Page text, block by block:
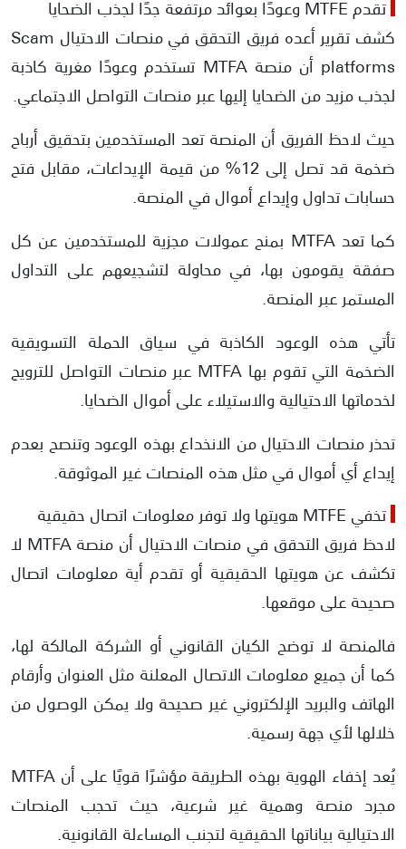
تقدم MTFE وعودًا بعوائد مرتفعة جدًا لجذب الضحايا
كشف تقرير أعده فريق التحقق في منصات الاحتيال Scam
platforms أن منصة MTFA تستخدم وعودًا مغرية كاذبة
لجذب مزيد من الضحايا إليها عبر منصات التواصل الاجتماعي.
حيث لاحظ الفريق أن المنصة تعد المستخدمين بتحقيق أرباح
ضخمة قد تصل إلى 12% من قيمة الإيداعات، مقابل فتح
حسابات تداول وإيداع أموال في المنصة.
كما تعد MTFA بمنح عمولات مجزية للمستخدمين عن كل
صفقة يقومون بها، في محاولة لتشجيعهم على التداول
المستمر عبر المنصة.
تأتي هذه الوعود الكاذبة في سياق الحملة التسويقية
الضخمة التي تقوم بها MTFA عبر منصات التواصل للترويج
لخدماتها الاحتيالية والاستيلاء على أموال الضحايا.
تحذر منصات الاحتيال من الانخداع بهذه الوعود وتنصح بعدم
إيداع أي أموال في مثل هذه المنصات غير الموثوقة.
تخفي MTFE هويتها ولا توفر معلومات اتصال حقيقية
لاحظ فريق التحقق في منصات الاحتيال أن منصة MTFA لا
تكشف عن هويتها الحقيقية أو تقدم أية معلومات اتصال
صحيحة على موقعها.
فالمنصة لا توضح الكيان القانوني أو الشركة المالكة لها،
كما أن جميع معلومات الاتصال المعلنة مثل العنوان وأرقام
الهاتف والبريد الإلكتروني غير صحيحة ولا يمكن الوصول من
خلالها لأي جهة رسمية.
يُعد إخفاء الهوية بهذه الطريقة مؤشرًا قويًا على أن MTFA
مجرد منصة وهمية غير شرعية، حيث تحجب المنصات
الاحتيالية بياناتها الحقيقية لتجنب المساءلة القانونية.